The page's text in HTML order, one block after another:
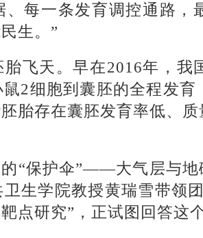
每一条发育调控通路，
生。”
飞天。早在2016年，我
2细胞到囊胚的全程发
胎存在囊胚发育率低、质
“保护伞”——大气层与地
生学院教授黄瑞雪带领
点研究”，正试图回答这个